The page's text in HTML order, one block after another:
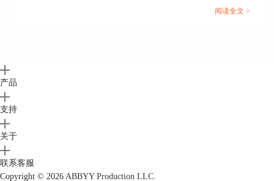
以，在图片上加入文字也是很正常的事情，那么，怎么样才
阅读全文 >
产品
支持
关于
联系客服
Copyright © 2026 ABBYY Production LLC.